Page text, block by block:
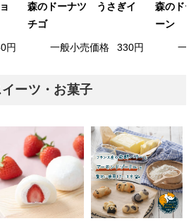
円
森のドーナツ うさぎイ
チゴ
一般小売価格 330円
森のド
ーン
一
ーツ・お菓子